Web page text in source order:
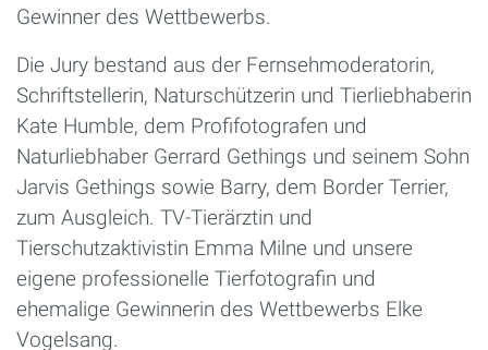
Gewinner des Wettbewerbs.
Die Jury bestand aus der Fernsehmoderatorin,
Schriftstellerin, Naturschützerin und Tierliebhaberin
Kate Humble, dem Profifotografen und
Naturliebhaber Gerrard Gethings und seinem Sohn
Jarvis Gethings sowie Barry, dem Border Terrier,
zum Ausgleich. TV-Tierärztin und
Tierschutzaktivistin Emma Milne und unsere
eigene professionelle Tierfotografin und
ehemalige Gewinnerin des Wettbewerbs Elke
Vogelsang.